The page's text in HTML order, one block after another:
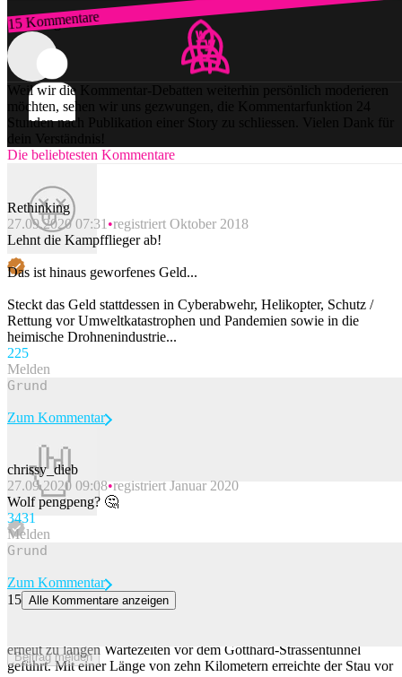
15 Kommentare
Zum Login
Weil wir die Kommentar-Debatten weiterhin persönlich moderieren
möchten, sehen wir uns gezwungen, die Kommentarfunktion 24
Stunden nach Publikation einer Story zu schliessen. Vielen Dank für
dein Verständnis!
Die beliebtesten Kommentare
Rethinking
27.09.2020 07:31 registriert Oktober 2018
Lehnt die Kampfflieger ab!
Das ist hinaus geworfenes Geld...
Steckt das Geld stattdessen in Cyberabwehr, Helikopter, Schutz /
Rettung vor Umweltkatastrophen und Pandemien sowie in die
heimische Drohnenindustrie...
225
Melden
Beitrag melden
Zum Kommentar
chrissy_dieb
27.09.2020 09:08 registriert Januar 2020
Wolf pengpeng? 🤔
3431
Melden
Beitrag melden
Zum Kommentar
15 Alle Kommentare anzeigen
erneut zu langen Wartezeiten vor dem Gotthard-Strassentunnel
geführt. Mit einer Länge von zehn Kilometern erreichte der Stau vor